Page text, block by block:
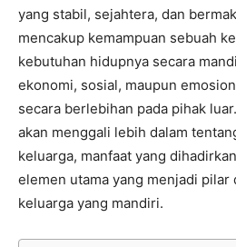
yang stabil, sejahtera, dan
mencakup kemampuan sebuah
kebutuhan hidupnya secara
ekonomi, sosial, maupun
secara berlebihan pada pihak
akan menggali lebih dalam
keluarga, manfaat yang
elemen utama yang menjadi pilar
keluarga yang mandiri.